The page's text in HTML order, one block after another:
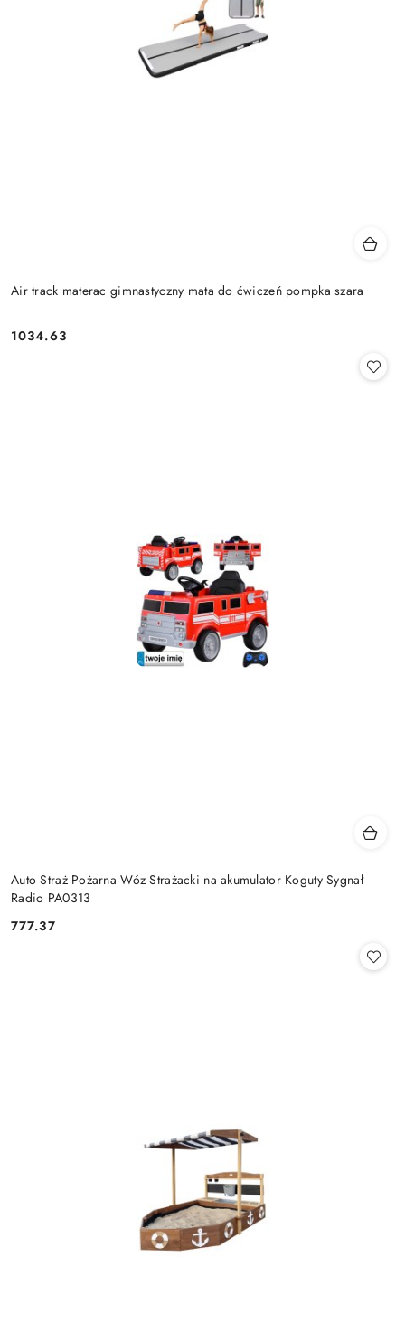
Air track materac gimnastyczny mata do ćwiczeń pompka szara
Cena:
1034.63
Auto Straż Pożarna Wóz Strażacki na akumulator Koguty Sygnał
Radio PA0313
Cena:
777.37